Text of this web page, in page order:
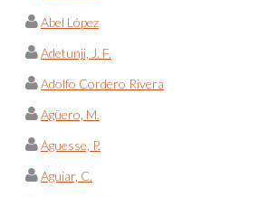
Abel López
Adetunji, J. F.
Adolfo Cordero Rivera
Agüero, M.
Aguesse, P.
Aguiar, C.